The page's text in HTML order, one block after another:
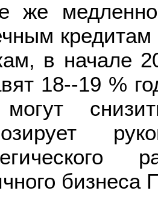
же
в начале
18--19 %